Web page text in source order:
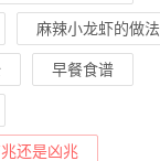
麻辣小龙虾的做法
早餐食谱
还是凶兆